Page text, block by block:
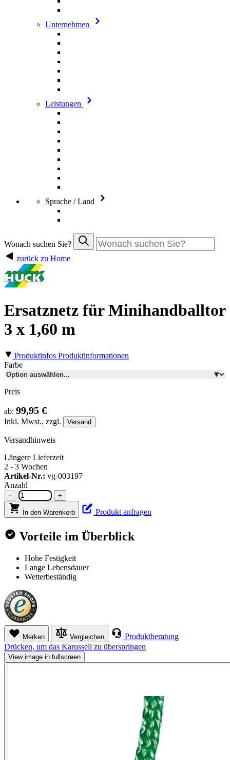
Unternehmen
Leistungen
Sprache / Land
Wonach suchen Sie?
zurück zu Home
Ersatznetz für Minihandballtor
3 x 1,60 m
Produktinfos Produktinformationen
Farbe
Preis
ab: 99,95 €
Inkl. Mwst., zzgl. Versand
Versandhinweis
Längere Lieferzeit
2 - 3 Wochen
Artikel-Nr.: vg-003197
Anzahl
− +
In den Warenkorb Produkt anfragen
Vorteile im Überblick
Hohe Festigkeit
Lange Lebensdauer
Wetterbeständig
Merken Vergleichen
Produktberatung
Drücken, um das Karussell zu überspringen
View image in fullscreen